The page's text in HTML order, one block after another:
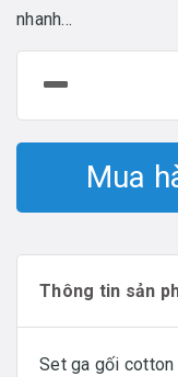
nhanh...
Mua
Thông tin sản
Set ga gối cotton